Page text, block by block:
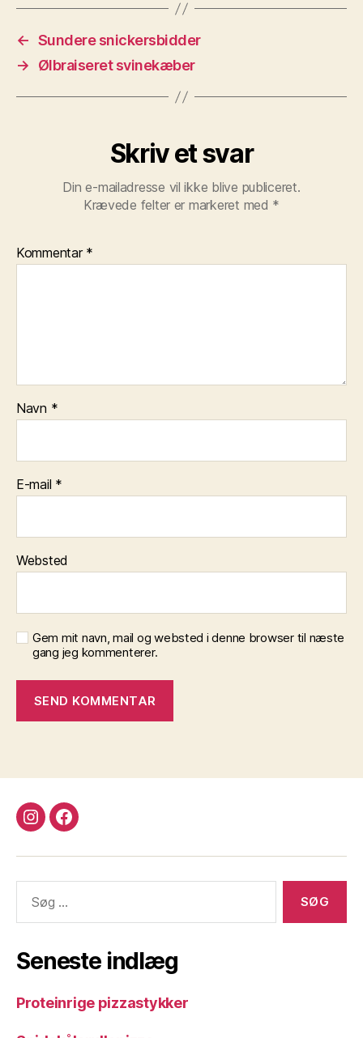
← Sundere snickersbidder
→
Ølbraiseret svinekæber
Skriv et svar
Din e-mailadresse vil ikke blive publiceret.
Krævede felter er markeret med *
Kommentar *
Navn *
E-mail *
Websted
Gem mit navn, mail og websted i denne browser til næste
gang jeg kommenterer.
instagramfacebook
efter:
Seneste indlæg
Proteinrige pizzastykker